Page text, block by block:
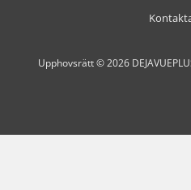
Upphovsrätt © 2026